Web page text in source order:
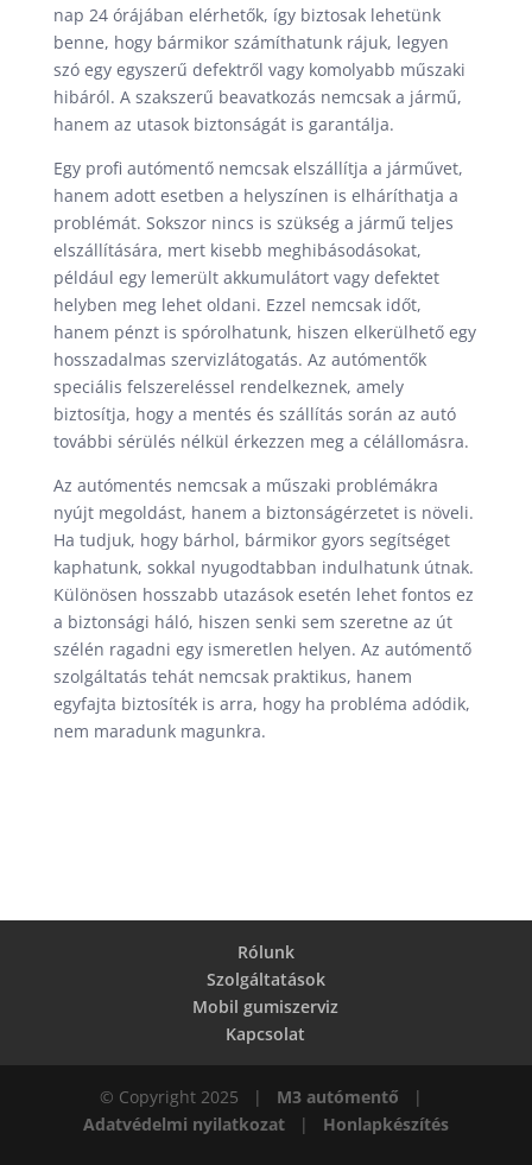
nap 24 órájában elérhetők, így biztosak lehetünk
benne, hogy bármikor számíthatunk rájuk, legyen
szó egy egyszerű defektről vagy komolyabb műszaki
hibáról. A szakszerű beavatkozás nemcsak a jármű,
hanem az utasok biztonságát is garantálja.
Egy profi autómentő nemcsak elszállítja a járművet,
hanem adott esetben a helyszínen is elháríthatja a
problémát. Sokszor nincs is szükség a jármű teljes
elszállítására, mert kisebb meghibásodásokat,
például egy lemerült akkumulátort vagy defektet
helyben meg lehet oldani. Ezzel nemcsak időt,
hanem pénzt is spórolhatunk, hiszen elkerülhető egy
hosszadalmas szervizlátogatás. Az autómentők
speciális felszereléssel rendelkeznek, amely
biztosítja, hogy a mentés és szállítás során az autó
további sérülés nélkül érkezzen meg a célállomásra.
Az autómentés nemcsak a műszaki problémákra
nyújt megoldást, hanem a biztonságérzetet is növeli.
Ha tudjuk, hogy bárhol, bármikor gyors segítséget
kaphatunk, sokkal nyugodtabban indulhatunk útnak.
Különösen hosszabb utazások esetén lehet fontos ez
a biztonsági háló, hiszen senki sem szeretne az út
szélén ragadni egy ismeretlen helyen. Az autómentő
szolgáltatás tehát nemcsak praktikus, hanem
egyfajta biztosíték is arra, hogy ha probléma adódik,
nem maradunk magunkra.
Rólunk
Szolgáltatások
Mobil gumiszerviz
Kapcsolat
© Copyright 2025 | M3 autómentő |
Adatvédelmi nyilatkozat| Honlapkészítés